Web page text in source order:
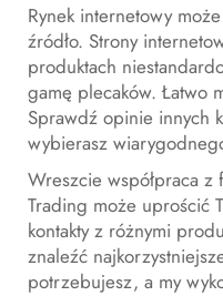
Rynek internetowy
źródło. Strony
produktach
gamę plecaków. Łatwo
Sprawdź opinie innych
wybierasz
Wreszcie współpraca
Trading może uprościć
kontakty z różnymi
znaleźć
potrzebujesz, a my